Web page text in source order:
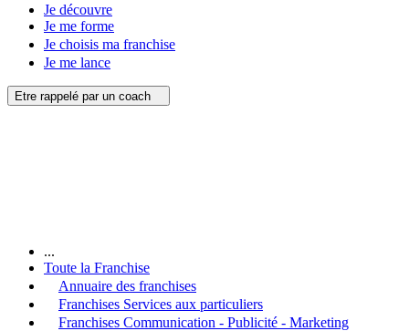
Je découvre
Je me forme
Je choisis ma franchise
Je me lance
Etre rappelé par un coach
...
Toute la Franchise
Annuaire des franchises
Franchises Services aux particuliers
Franchises Communication - Publicité - Marketing